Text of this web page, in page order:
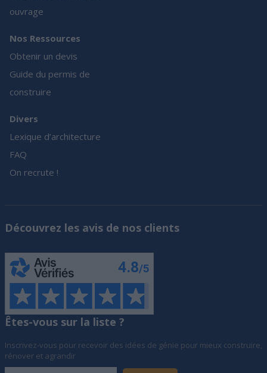
ouvrage
Nos Ressources
Obtenir un devis
Guide du permis de
construire
Divers
Lexique d’architecture
FAQ
On recrute !
Découvrez les avis de nos clients
Êtes-vous sur la liste ?
Inscrivez-vous pour recevoir des idées de génie pour mieux construire,
rénover et agrandir